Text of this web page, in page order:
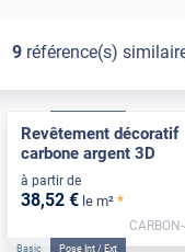
9référence(s)
Revêtement décoratif
carbone argent 3D
à partir de
38,52 € le m² *
Basic Pose Int / Ext